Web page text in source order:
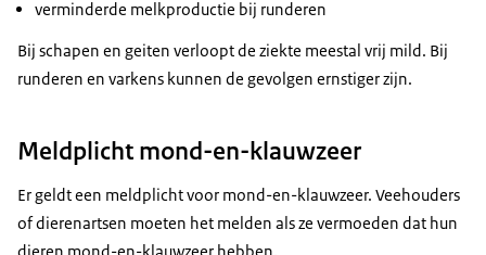
verminderde melkproductie bij runderen
Bij schapen en geiten verloopt de ziekte meestal vrij mild. Bij
runderen en varkens kunnen de gevolgen ernstiger zijn.
Meldplicht mond-en-klauwzeer
Er geldt een meldplicht voor mond-en-klauwzeer. Veehouders
of dierenartsen moeten het melden als ze vermoeden dat hun